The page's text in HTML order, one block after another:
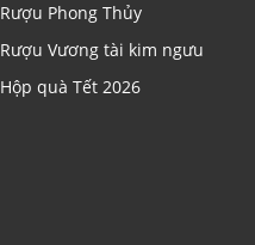
Rượu Phong Thủy
Rượu Vương tài kim ngưu
Hộp quà Tết 2026